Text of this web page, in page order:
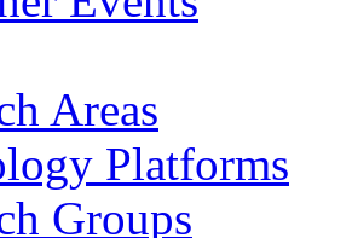
Areas
Platforms
Groups